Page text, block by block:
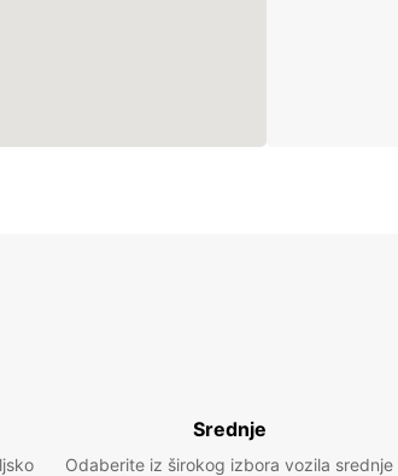
Srednje
Odaberite iz širokog izbora vozila srednje